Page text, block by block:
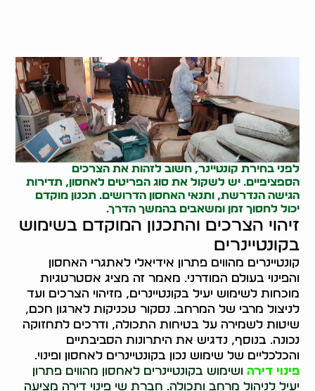
לפני בחירת קונטיינר, חשוב לזהות את הצרכים
הספציפיים. יש לשקול את סוג הפריטים לאחסון, תדירות
הגישה הנדרשת, ותנאי האחסון הדרושים. תכנון מוקדם
יכול לחסוך זמן ומשאבים בהמשך הדרך.
זיהוי הצרכים והתכנון המוקדם בשימוש
בקונטיינרים
קונטיינרים מהווים פתרון אידיאלי לאתגרי האחסון
והפינוי בעולם המודרני. מאמר זה מציג אסטרטגיות
מוכחות לשימוש יעיל בקונטיינרים, מזיהוי הצרכים ועד
לניצול מרבי של המרחב. נסקור טכניקות לארגון חכם,
שיטות לשמירה על בטיחות התכולה, ודרכים לתחזוקה
נכונה. בנוסף, נדגיש את היתרונות הסביבתיים
והכלכליים של שימוש נכון בקונטיינרים לאחסון ופינוי.
פינוי דירה ושימוש בקונטיינרים לאחסון מהווים פתרון
יעיל לניהול מרחב ותכולה. חברת שי פינוי דירה מציעה